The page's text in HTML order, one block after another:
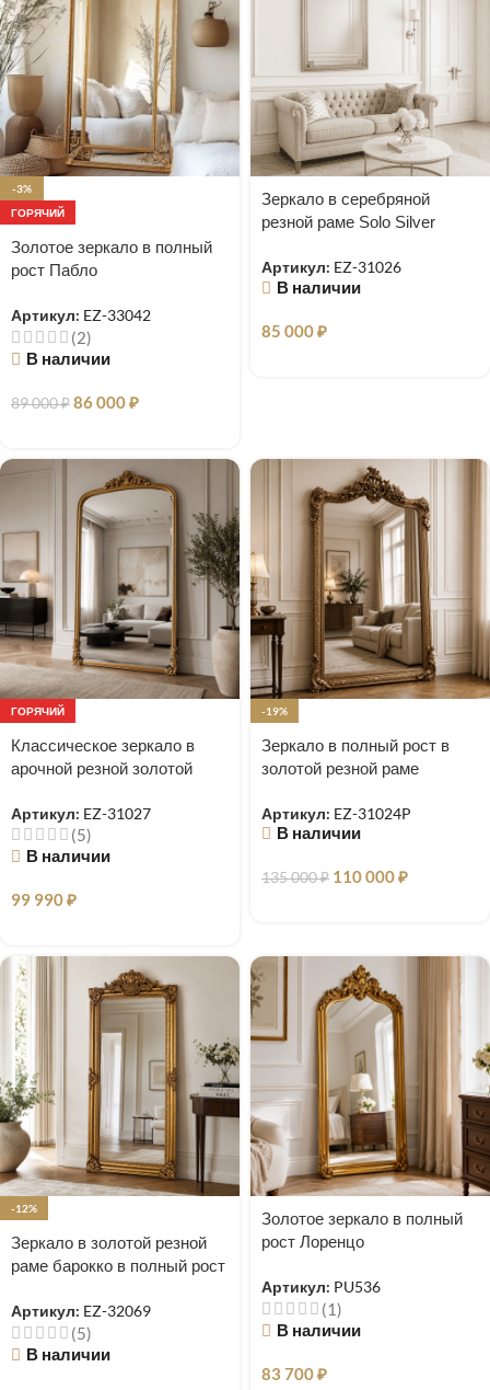
-3%
ГОРЯЧИЙ
Золотое зеркало в полный
рост Пабло
Артикул: EZ-33042
(2)
В наличии
89 000₽86 000₽
Зеркало в серебряной
резной раме Solo Silver
Артикул: EZ-31026
В наличии
85 000₽
ГОРЯЧИЙ
Классическое зеркало в
арочной резной золотой
Артикул: EZ-31027
(5)
В наличии
99 990₽
-19%
Зеркало в полный рост в
золотой резной раме
Артикул: EZ-31024P
В наличии
135 000₽ 110 000₽
-12%
Зеркало в золотой резной
раме барокко в полный рост
Артикул: EZ-32069
(5)
В наличии
Золотое зеркало в полный
рост Лоренцо
Артикул: PU536
(1)
В наличии
83 700₽